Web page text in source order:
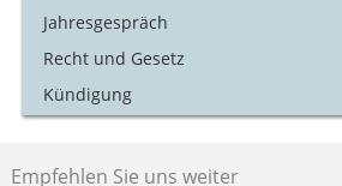
Jahresgespräch
Recht und Gesetz
Kündigung
Empfehlen Sie uns weiter